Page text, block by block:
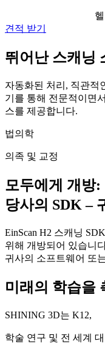
견적 받기
뛰어난 스캐닝
자동화된 처리, 직관적
기를 통해 전문적이면
스를 제공합니다.
법의학
의족 및 교정
모두에게 개방:
당사의 SDK –
EinScan H2 스캐닝
위해 개방되어 있습니
귀사의 소프트웨어 또
미래의 학습을
SHINING 3D는 K12,
학술 연구 및 전 세계